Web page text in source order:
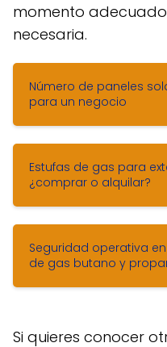
momento
necesaria.
Número de paneles
para un negocio
Estufas de gas para
¿comprar o alquilar?
Seguridad operativa
de gas butano y
Si quieres conocer